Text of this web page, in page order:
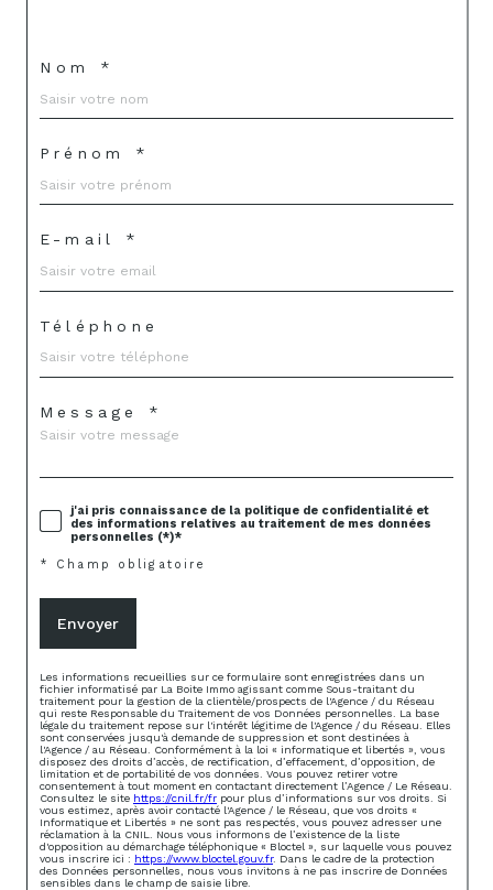
Nom *
Prénom *
E-mail *
Téléphone
Message *
j'ai pris connaissance de la politique de confidentialité et
des informations relatives au traitement de mes données
personnelles (*)*
* Champ obligatoire
Envoyer
Les informations recueillies sur ce formulaire sont enregistrées dans un
fichier informatisé par La Boite Immo agissant comme Sous-traitant du
traitement pour la gestion de la clientèle/prospects de l'Agence / du Réseau
qui reste Responsable du Traitement de vos Données personnelles. La base
légale du traitement repose sur l'intérêt légitime de l'Agence / du Réseau. Elles
sont conservées jusqu'à demande de suppression et sont destinées à
l'Agence / au Réseau. Conformément à la loi « informatique et libertés », vous
disposez des droits d’accès, de rectification, d’effacement, d’opposition, de
limitation et de portabilité de vos données. Vous pouvez retirer votre
consentement à tout moment en contactant directement l’Agence / Le Réseau.
Consultez le site https://cnil.fr/fr pour plus d’informations sur vos droits. Si
vous estimez, après avoir contacté l'Agence / le Réseau, que vos droits «
Informatique et Libertés » ne sont pas respectés, vous pouvez adresser une
réclamation à la CNIL. Nous vous informons de l’existence de la liste
d'opposition au démarchage téléphonique « Bloctel », sur laquelle vous pouvez
vous inscrire ici : https://www.bloctel.gouv.fr. Dans le cadre de la protection
des Données personnelles, nous vous invitons à ne pas inscrire de Données
sensibles dans le champ de saisie libre.